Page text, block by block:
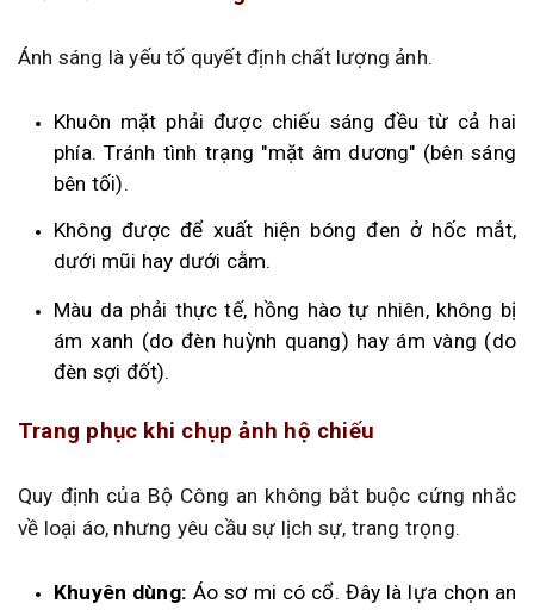
Ánh sáng là yếu tố quyết định chất lượng ảnh.
Khuôn mặt phải được chiếu sáng đều từ cả hai
phía. Tránh tình trạng "mặt âm dương" (bên sáng
bên tối).
Không được để xuất hiện bóng đen ở hốc mắt,
dưới mũi hay dưới cằm.
Màu da phải thực tế, hồng hào tự nhiên, không bị
ám xanh (do đèn huỳnh quang) hay ám vàng (do
đèn sợi đốt).
Trang phục khi chụp ảnh hộ chiếu
Quy định của Bộ Công an không bắt buộc cứng nhắc
về loại áo, nhưng yêu cầu sự lịch sự, trang trọng.
Khuyên dùng: Áo sơ mi có cổ. Đây là lựa chọn an